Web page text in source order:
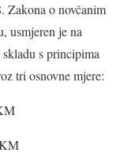
Zakona o novčanim
usmjeren je na
s principima
tri osnovne mjere: